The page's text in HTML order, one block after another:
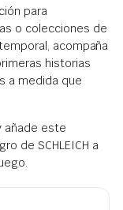
para
o colecciones de
acompaña
historias
a medida que
añade este
de SCHLEICH a